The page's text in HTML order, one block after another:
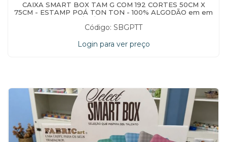
CAIXA SMART BOX TAM G COM 192 CORTES 50CM X
75CM - ESTAMP POÁ TON TON - 100% ALGODÃO em em
Código: SBGPTT
Login para ver preço